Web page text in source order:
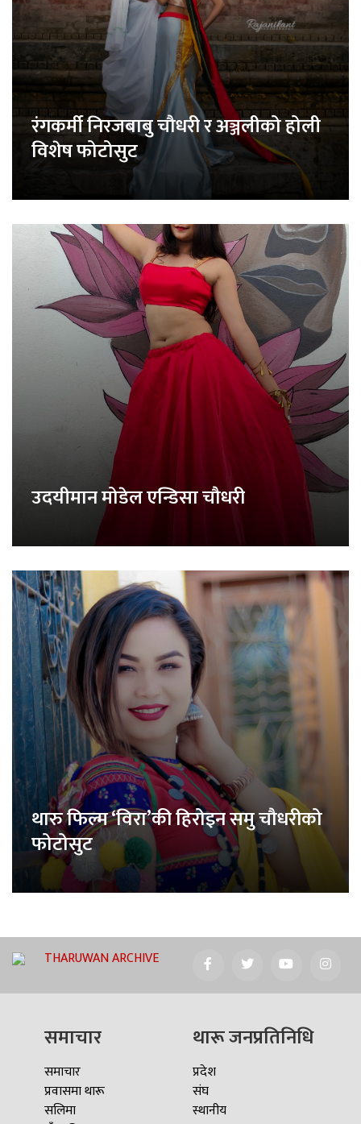
रंगकर्मी निरजबाबु चौधरी र अञ्जलीको होली
विशेष फोटोसुट
उदयीमान मोडेल एन्डिसा चौधरी
थारु फिल्म ‘विरा’की हिरोइन समु चौधरीको
फोटोसुट
THARUWAN ARCHIVE
समाचार
समाचार
प्रवासमा थारू
सलिमा
थारू जनप्रतिनिधि
प्रदेश
संघ
स्थानीय